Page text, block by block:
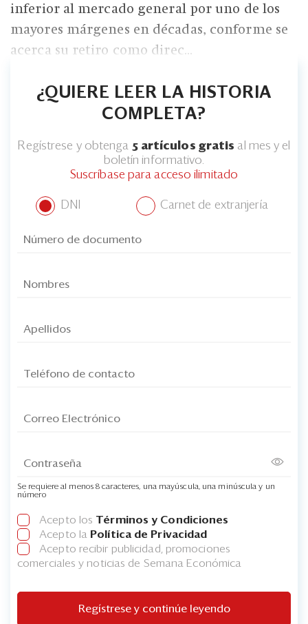
inferior al mercado general por uno de los
mayores márgenes en décadas, conforme se
acerca su retiro como direc...
¿QUIERE LEER LA HISTORIA
COMPLETA?
Regístrese y obtenga 5 artículos gratis al mes y el
boletín informativo.
Suscríbase para acceso ilimitado
DNI Carnet de extranjería
Se requiere al menos 8 caracteres, una mayúscula, una minúscula y un
número
Acepto los Términos y Condiciones
Acepto la Política de Privacidad
Acepto recibir publicidad, promociones
comerciales y noticias de Semana Económica
Regístrese y continúe leyendo